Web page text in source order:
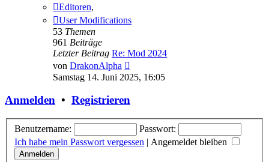
Editoren,
User Modifications
53 Themen
961 Beiträge
Letzter Beitrag Re: Mod 2024
von DrakonAlpha
Beitrag
Samstag 14. Juni 2025, 16:05
Anmelden • Registrieren
Benutzername:
Passwort:
Ich habe mein Passwort vergessen | Angemeldet bleiben